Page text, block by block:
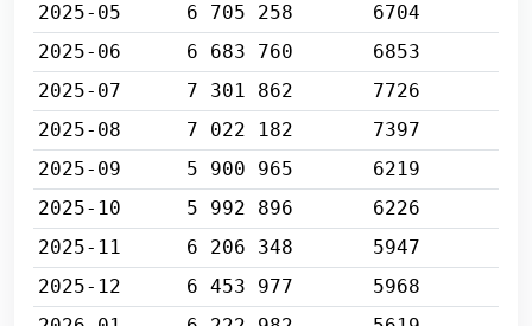
2025-05
6 705 258
6704
2025-06
6 683 760
6853
2025-07
7 301 862
7726
2025-08
7 022 182
7397
2025-09
5 900 965
6219
2025-10
5 992 896
6226
2025-11
6 206 348
5947
2025-12
6 453 977
5968